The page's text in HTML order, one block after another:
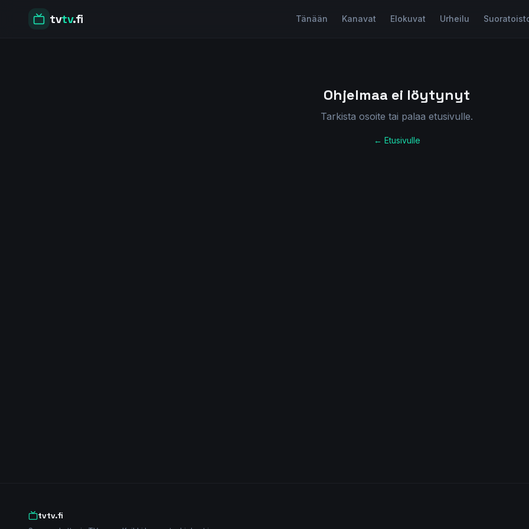
tvtv.fi Tänään Kanavat Elokuvat Urheilu
Ohjelmaa ei löytynyt
Tarkista osoite tai palaa etusivulle.
← Etusivulle
tvtv.fi